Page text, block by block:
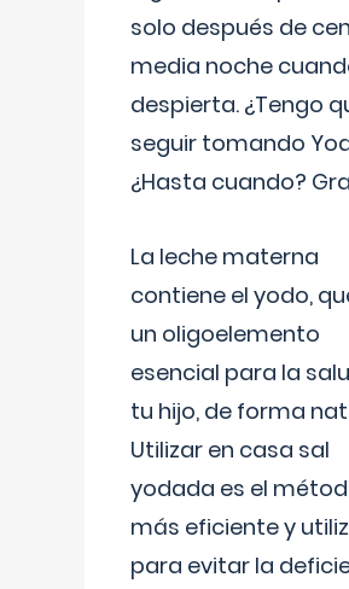
solo después de
media noche
despierta. ¿Tengo
seguir tomando
¿Hasta cuando?
La leche materna
contiene el yodo,
un oligoelemento
esencial para la
tu hijo, de forma
Utilizar en casa sal
yodada es el
más eficiente y
para evitar la